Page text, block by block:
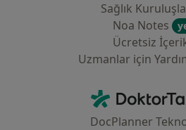
Sağlık
Noa Notes
Ücretsiz
Uzmanlar için
DocPlanner